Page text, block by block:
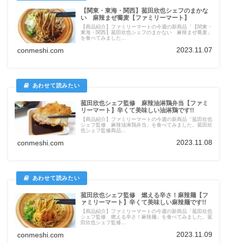
【関東・東海・関西】菰田欣也シェフのまかな
い 麻辣まぜ蕎麦【ファミリーマート】
【商品紹介】ファミリーマートの今週の新商品「【関東・
東海・関西】菰田欣也シェフのまかない 麻辣まぜ蕎麦」
を食べてみました...
conmeshi.com 2023.11.07
菰田欣也シェフ監修 麻辣油淋鶏弁当【ファミ
リーマート】辛くて美味しい油淋鶏です!!
【商品紹介】ファミリーマートの今週の新商品「菰田欣也
シェフ監修 麻辣油淋鶏弁当」を食べてみました。菰田欣
也シェフ監修商品...
conmeshi.com 2023.11.08
菰田欣也シェフ監修 燃える辛さ！麻辣麺【フ
ァミリーマート】辛くて美味しい麻辣麺です!!
【商品紹介】ファミリーマートの今週の新商品「菰田欣也
シェフ監修 燃える辛さ！麻辣麺」を食べてみました。菰
田欣也シェフ監修...
conmeshi.com 2023.11.09